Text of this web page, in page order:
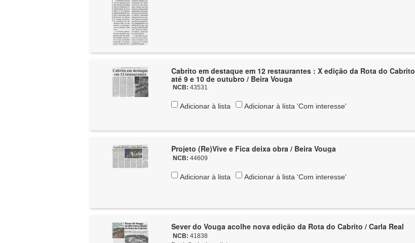
Cabrito em destaque em 12 restaurantes : X edição da Rota do Cabrito
até 9 e 10 de outubro / Beira Vouga
NCB:43531
Adicionar à lista Adicionar à lista 'Com interesse'
Projeto (Re)Vive e Fica deixa obra / Beira Vouga
NCB:44609
Adicionar à lista Adicionar à lista 'Com interesse'
Sever do Vouga acolhe nova edição da Rota do Cabrito / Carla Real
NCB:41838